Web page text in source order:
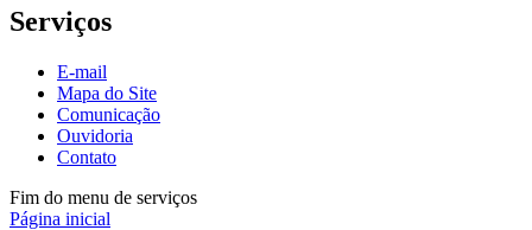
Serviços
E-mail
Mapa do Site
Comunicação
Ouvidoria
Contato
Fim do menu de serviços
Página inicial